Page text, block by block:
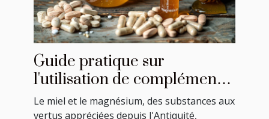
Guide pratique sur
l'utilisation de compléments
à base de miel et magnésium
Le miel et le magnésium, des substances aux
vertus appréciées depuis l'Antiquité,